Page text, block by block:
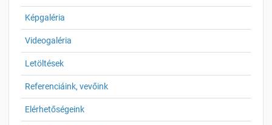
Képgaléria
Videogaléria
Letöltések
Referenciáink, vevőink
Elérhetőségeink